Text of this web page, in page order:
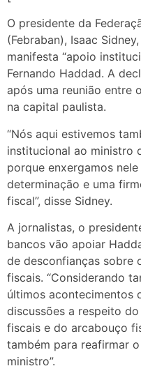
O presidente da
(Febraban), Isaac
manifesta “apoio
Fernando Haddad. A
após uma reunião entre
na capital paulista.
“Nós aqui estivemos
institucional ao ministro
porque enxergamos
determinação e uma
fiscal”, disse Sidney.
A jornalistas, o
bancos vão apoiar
de desconfianças sobre
fiscais. “Considerando
últimos acontecimentos
discussões a respeito
fiscais e do arcabouço
também para reafirmar
ministro”.